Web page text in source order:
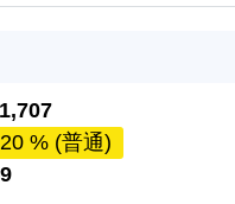
20 % (普通)